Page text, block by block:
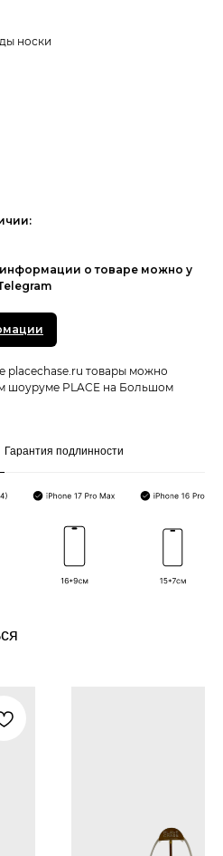
носки
о товаре можно у
placechase.ru товары можно
шоуруме PLACE на Большом
Гарантия подлинности